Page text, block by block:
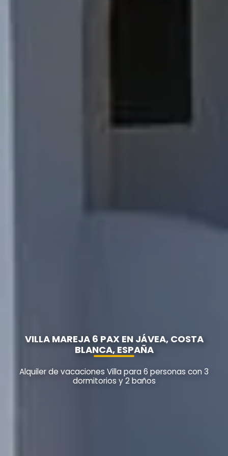
VILLA MAREJA 6 PAX EN JÁVEA, COSTA
BLANCA, ESPAÑA
Alquiler de vacaciones Villa para 6 personas con 3
dormitorios y 2 baños